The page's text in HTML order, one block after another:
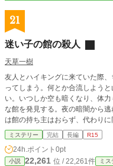
21
迷い子の館の殺人
天草一樹
友人とハイキングに来ていた際
ってしまう。何とか合流しよう
い。いつしか空も暗くなり、体
な館を発見する。夜の暗闇から
は館の持ち主はおらず、代わり
な珍しいこともあるのかと不思
らに館から出られなくなり……そ
『死神探偵』と呼ばれる探偵が
ミステリー 完結 長編 R15
24h.ポイント 0pt
小説 22,261 位 / 22,261件 ミス